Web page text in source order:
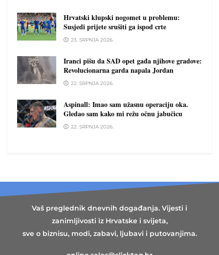
Hrvatski klupski nogomet u problemu:
Susjedi prijete srušiti ga ispod crte
23. SRPNJA 2026.
Iranci pišu da SAD opet gađa njihove gradove:
Revolucionarna garda napala Jordan
22. SRPNJA 2026.
Aspinall: Imao sam užasnu operaciju oka.
Gledao sam kako mi režu očnu jabučicu
22. SRPNJA 2026.
Vaš preglednik dnevnih događanja. Vijesti i
zanimljivosti iz Hrvatske i svijeta,
sve o biznisu, modi, zabavi, ljubavi i putovanjima.